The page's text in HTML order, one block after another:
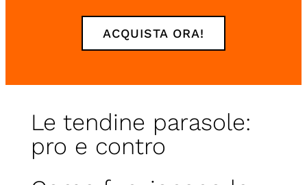
ACQUISTA ORA!
Le tendine parasole:
pro e contro